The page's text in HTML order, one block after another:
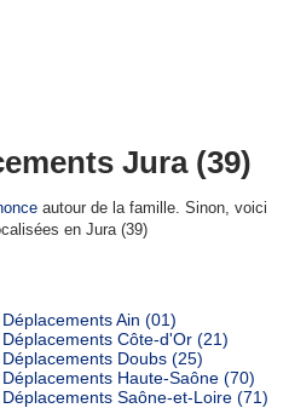
Jura (39)
autour de la famille. Sinon, voici
en Jura (39)
Ain (01)
Côte-d'Or (21)
Doubs (25)
Haute-Saône (70)
Saône-et-Loire (71)